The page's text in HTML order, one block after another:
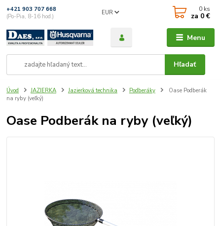
Menu
EUR
Hľadať
+421 903 707 668
(Po-Pia, 8-16 hod.)
0 ks
za 0 €
Úvod JAZIERKA Jazierková technika Podberáky
Oase Podberák
na ryby (veľký)
Oase Podberák na ryby (veľký)